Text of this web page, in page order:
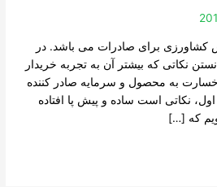
کشاورزی برای صادرات می باشد. در
نکاتی که بیشتر آن به تجربه خریدار
خسارت به محصول و سرمایه صادر کننده
نکاتی است ساده و پیش پا افتاده
که […]